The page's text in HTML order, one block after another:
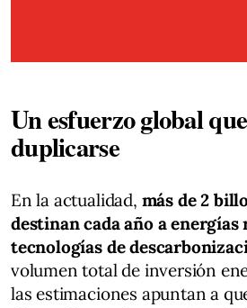
Un esfuerzo global
duplicarse
En la actualidad, más de 2
destinan cada año a energías
tecnologías de
volumen total de inversión
las estimaciones apuntan a